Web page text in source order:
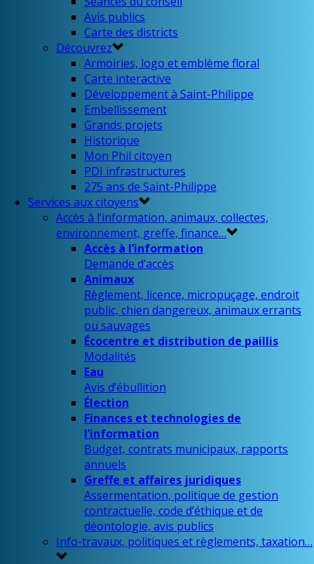
Avis publics
Carte des districts
Découvrez
Armoiries, logo et emblème floral
Carte interactive
Développement à Saint-Philippe
Embellissement
Grands projets
Historique
Mon Phil citoyen
PDI infrastructures
275 ans de Saint-Philippe
Services aux citoyens
Accès à l’information, animaux, collectes,
environnement, greffe, finance…
Accès à l’information
Demande d’accès
Animaux
Règlement, licence, micropuçage, endroit
public, chien dangereux, animaux errants
ou sauvages
Écocentre et distribution de paillis
Modalités
Eau
Avis d’ébullition
Élection
Finances et technologies de
l’information
Budget, contrats municipaux, rapports
annuels
Greffe et affaires juridiques
Assermentation, politique de gestion
contractuelle, code d’éthique et de
déontologie, avis publics
Info-travaux, politiques et règlements, taxation…